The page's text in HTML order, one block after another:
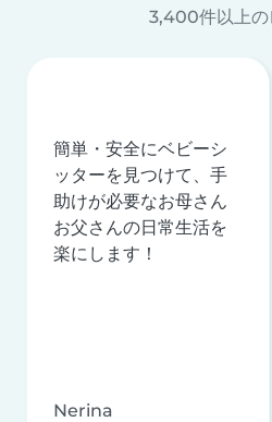
3,400件以上の
簡単・安全にベビーシ
ッターを見つけて、手
助けが必要なお母さん
お父さんの日常生活を
楽にします！
Nerina